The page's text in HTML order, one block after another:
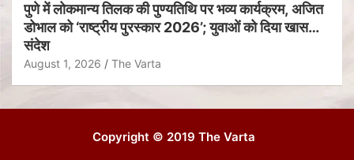
पुणे में लोकमान्य तिलक की पुण्यतिथि पर भव्य कार्यक्रम, अजित
डोभाल को ‘राष्ट्रीय पुरस्कार 2026’; युवाओं को दिया खास
संदेश
August 1, 2026 The Varta
Copyright © 2019 The Varta